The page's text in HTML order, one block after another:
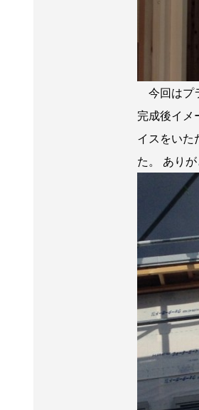
今回はプ
完成後イメ
イスをいた
た。 あり